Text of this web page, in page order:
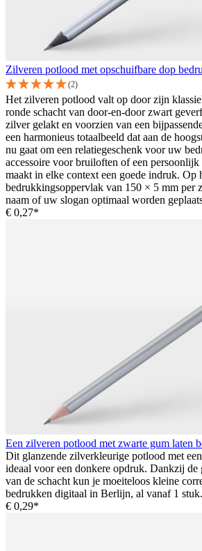
Zilveren potlood met opschuifbare dop
(2)
Het zilveren potlood valt op door zijn
ronde schacht van door-en-door zwart
zilver gelakt en voorzien van een
een harmonieus totaalbeeld dat aan de
nu gaat om een relatiegeschenk voor uw
accessoire voor bruiloften of een
maakt in elke context een goede indruk. Op
bedrukkingsoppervlak van 150 × 5 mm per
naam of uw slogan optimaal worden
€ 0,27*
Een zilveren potlood met zwarte gum laten
Dit glanzende zilverkleurige potlood met
ideaal voor een donkere opdruk. Dankzij de
van de schacht kun je moeiteloos kleine
bedrukken digitaal in Berlijn, al vanaf 1 stuk.
€ 0,29*